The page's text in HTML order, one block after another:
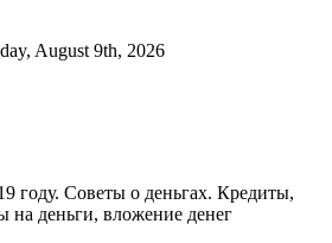
August 9th, 2026
году. Советы о деньгах. Кредиты,
на деньги, вложение денег